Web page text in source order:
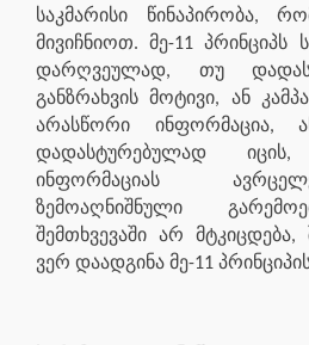
საკმარისი წინაპირობა,
მივიჩნიოთ. მე-11 პრინციპს
დარღვეულად, თუ
განზრახვის მოტივი, ან
არასწორი ინფორმაცია,
დადასტურებულად
ინფორმაციას
ზემოაღნიშნული
შემთხვევაში არ მტკიცდება,
ვერ დაადგინა მე-11